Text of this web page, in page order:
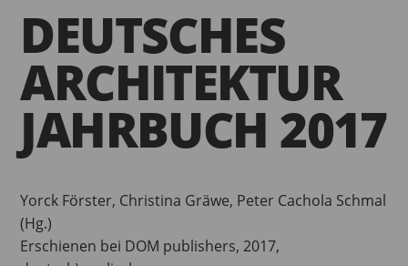
DEUTSCHES
ARCHITEKTUR
JAHRBUCH 2017
Yorck Förster, Christina Gräwe, Peter Cachola Schmal
(Hg.)
Erschienen bei DOM publishers, 2017,